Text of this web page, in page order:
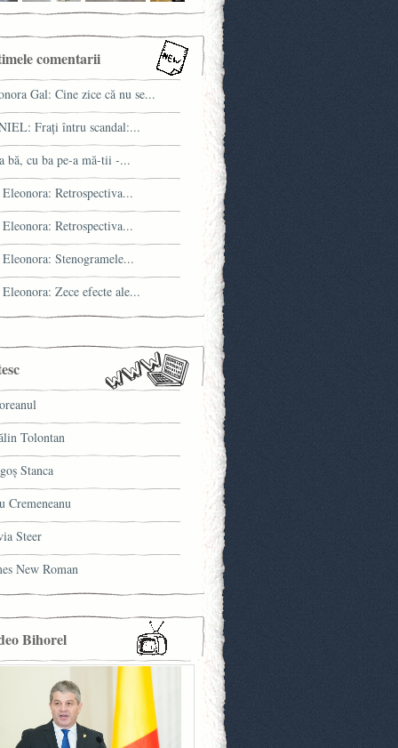
comentarii
Gal: Cine zice că nu se...
Fraţi întru scandal:...
bă, cu ba pe-a mă-tii -...
Retrospectiva...
Retrospectiva...
Stenogramele...
Zece efecte ale...
Tolontan
Stanca
Cremeneanu
Steer
New Roman
Bihorel